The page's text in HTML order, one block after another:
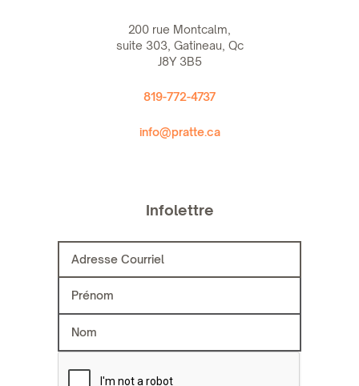
200 rue Montcalm,
suite 303, Gatineau, Qc
J8Y 3B5
819-772-4737
info@pratte.ca
Infolettre